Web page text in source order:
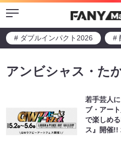
Menu
# ダブルインパクト2026 #
アンビシャス・た
若手芸人
ブ・アー
で楽しめ
ス』開催!!